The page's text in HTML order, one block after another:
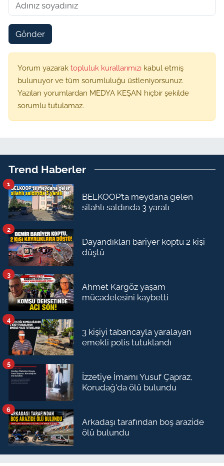
Gönder
Yorum yazarak topluluk kurallarımızı kabul etmiş
bulunuyor ve tüm sorumluluğu üstleniyorsunuz.
Yazılan yorumlardan MEDYA KEŞAN hiçbir şekilde
sorumlu tutulamaz.
Trend Haberler
BELKOOP’ta meydana gelen
silahlı saldırıda 3 yaralı
1
Dayandıkları bariyer koptu 2 kişi
düştü
2
Ahmet Kargöz yaşam
mücadelesini kaybetti
3
3 kişiyi tabancayla yaralayan
emekli polis tutuklandı
4
İzzetiye İmamı Yusuf Çapraz,
Korudağ'da ölü bulundu
5
Arkadaşı tarafından boş arazide
ölü bulundu
6